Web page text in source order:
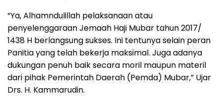
“Ya, Alhamndulillah pelaksanaan atau
penyelenggaraan Jemaah Haji Mubar tahun 2017/
1438 H berlangsung sukses. Ini tentunya selain peran
Panitia yang telah bekerja maksimal. Juga adanya
dukungan penuh baik secara moril maupun materil
dari pihak Pemerintah Daerah (Pemda) Mubar,” Ujar
Drs. H. Kammarudin.